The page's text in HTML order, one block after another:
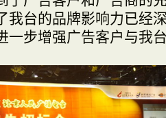
我台的品牌影响力已经
一步增强广告客户与我